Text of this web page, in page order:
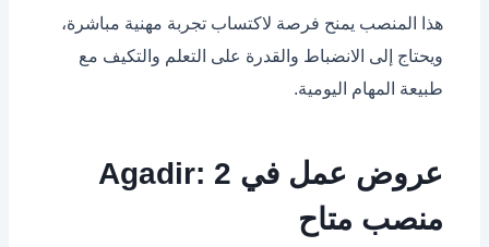
هذا المنصب يمنح فرصة لاكتساب تجربة مهنية مباشرة،
ويحتاج إلى الانضباط والقدرة على التعلم والتكيف مع
طبيعة المهام اليومية.
عروض عمل في Agadir: 2
منصب متاح